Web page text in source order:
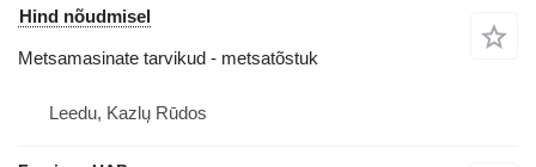
Hind nõudmisel
Metsamasinate tarvikud - metsatõstuk
Leedu, Kazlų Rūdos